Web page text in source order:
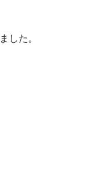
した。